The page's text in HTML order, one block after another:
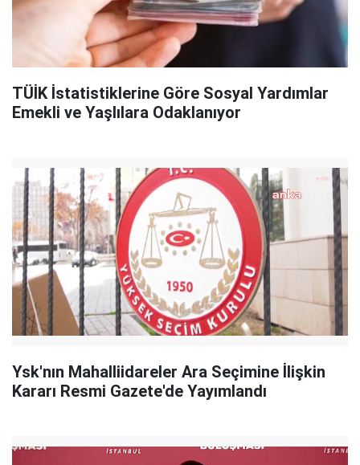
TÜİK İstatistiklerine Göre Sosyal Yardımlar
Emekli ve Yaşlılara Odaklanıyor
Ysk'nın Mahalliidareler Ara Seçimine İlişkin
Kararı Resmi Gazete'de Yayımlandı